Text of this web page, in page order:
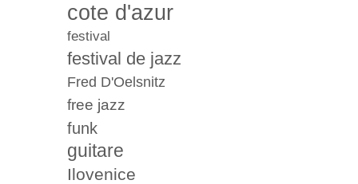
cote d'azur
festival
festival de jazz
Fred D'Oelsnitz
free jazz
funk
guitare
Ilovenice